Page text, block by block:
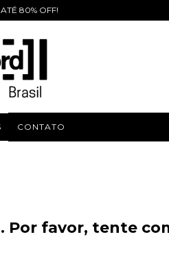
80% OFF!
CONTATO
Por favor, tente